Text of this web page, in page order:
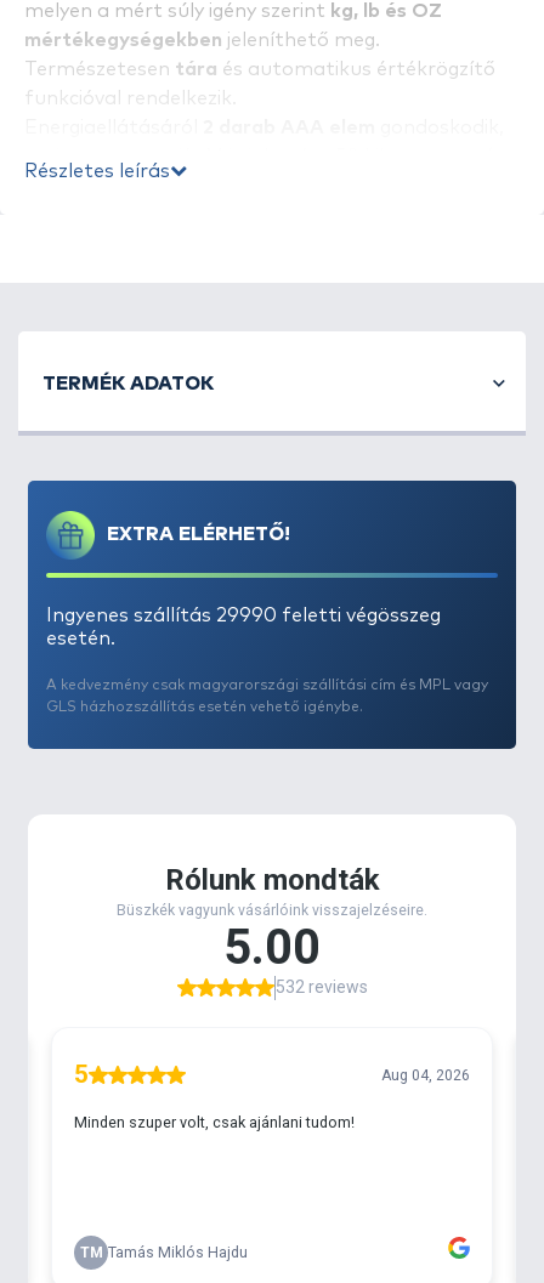
melyen a mért súly igény szerint kg, lb és OZ
mértékegységekben jeleníthető meg.
Természetesen tára és automatikus értékrögzítő
funkcióval rendelkezik.
Részletes leírás
EXTRA ELÉRHETŐ!
Ingyenes szállítás 29990 feletti végösszeg
esetén.
A kedvezmény csak magyarországi szállítási cím és MPL vagy
GLS házhozszállítás esetén vehető igénybe.
TERMÉK ADATOK